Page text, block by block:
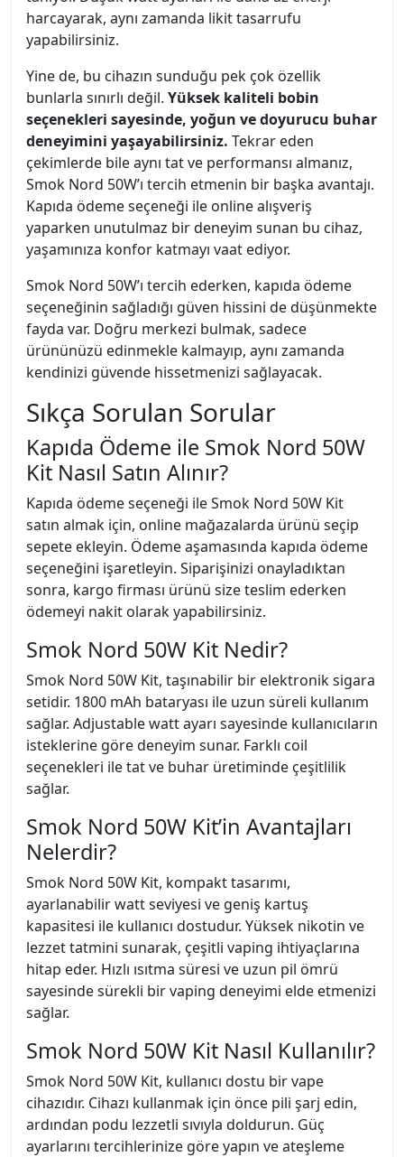
harcayarak, aynı zamanda likit tasarrufu
yapabilirsiniz.
Yine de, bu cihazın sunduğu pek çok özellik
bunlarla sınırlı değil. Yüksek kaliteli bobin
seçenekleri sayesinde, yoğun ve doyurucu buhar
deneyimini yaşayabilirsiniz. Tekrar eden
çekimlerde bile aynı tat ve performansı almanız,
Smok Nord 50W’ı tercih etmenin bir başka avantajı.
Kapıda ödeme seçeneği ile online alışveriş
yaparken unutulmaz bir deneyim sunan bu cihaz,
yaşamınıza konfor katmayı vaat ediyor.
Smok Nord 50W’ı tercih ederken, kapıda ödeme
seçeneğinin sağladığı güven hissini de düşünmekte
fayda var. Doğru merkezi bulmak, sadece
ürününüzü edinmekle kalmayıp, aynı zamanda
kendinizi güvende hissetmenizi sağlayacak.
Sıkça Sorulan Sorular
Kapıda Ödeme ile Smok Nord 50W
Kit Nasıl Satın Alınır?
Kapıda ödeme seçeneği ile Smok Nord 50W Kit
satın almak için, online mağazalarda ürünü seçip
sepete ekleyin. Ödeme aşamasında kapıda ödeme
seçeneğini işaretleyin. Siparişinizi onayladıktan
sonra, kargo firması ürünü size teslim ederken
ödemeyi nakit olarak yapabilirsiniz.
Smok Nord 50W Kit Nedir?
Smok Nord 50W Kit, taşınabilir bir elektronik sigara
setidir. 1800 mAh bataryası ile uzun süreli kullanım
sağlar. Adjustable watt ayarı sayesinde kullanıcıların
isteklerine göre deneyim sunar. Farklı coil
seçenekleri ile tat ve buhar üretiminde çeşitlilik
sağlar.
Smok Nord 50W Kit’in Avantajları
Nelerdir?
Smok Nord 50W Kit, kompakt tasarımı,
ayarlanabilir watt seviyesi ve geniş kartuş
kapasitesi ile kullanıcı dostudur. Yüksek nikotin ve
lezzet tatmini sunarak, çeşitli vaping ihtiyaçlarına
hitap eder. Hızlı ısıtma süresi ve uzun pil ömrü
sayesinde sürekli bir vaping deneyimi elde etmenizi
sağlar.
Smok Nord 50W Kit Nasıl Kullanılır?
Smok Nord 50W Kit, kullanıcı dostu bir vape
cihazıdır. Cihazı kullanmak için önce pili şarj edin,
ardından podu lezzetli sıvıyla doldurun. Güç
ayarlarını tercihlerinize göre yapın ve ateşleme